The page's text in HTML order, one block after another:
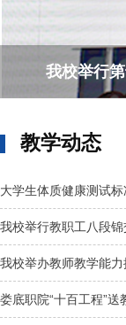
我校举行
教学动态
大学生体质健康测试标
我校举行教职工八段
我校举办教师教学能力
娄底职院“十百工程”送